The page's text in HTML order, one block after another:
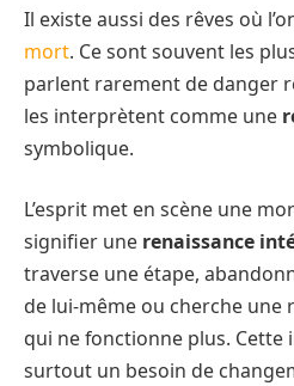
Il existe aussi des rêves où
mort. Ce sont souvent les
parlent rarement de danger
les interprètent comme une
symbolique.
L’esprit met en scène une
signifier une renaissance
traverse une étape,
de lui-même ou cherche une
qui ne fonctionne plus. Cette
surtout un besoin de